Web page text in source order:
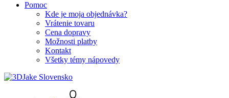
Pomoc
Kde je moja objednávka?
Vrátenie tovaru
Cena dopravy
Možnosti platby
Kontakt
Všetky témy nápovedy